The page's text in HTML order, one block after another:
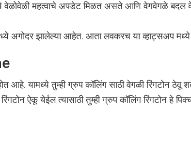
वेळोवेळी महत्वाचे अपडेट मिळत असते आणि वेगवेगळे बदल
अगोदर झालेल्या आहेत. आता लवकरच या व्हाट्सअप
आहे. यामध्ये तुम्ही ग्रुप कॉलिंग साठी वेगळी रिंगटोन ठेवू
ऐकू येईल त्यासाठी तुम्ही ग्रुप कॉलिंग रिंगटोन हे